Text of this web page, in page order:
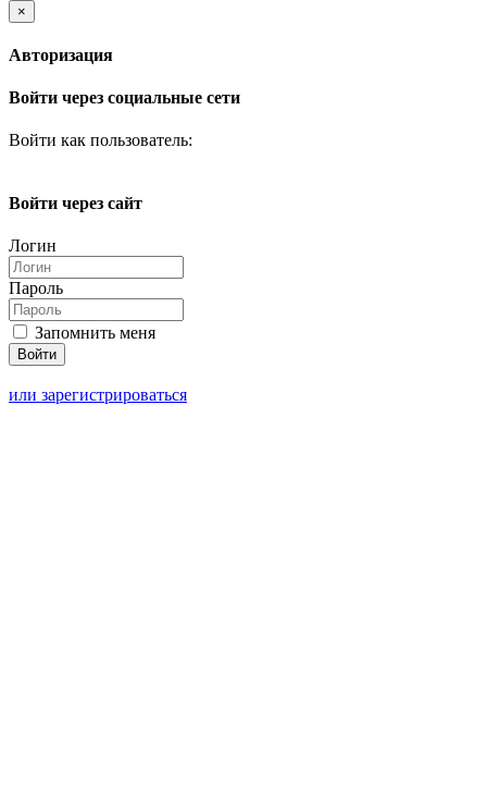
×
Авторизация
Войти через социальные сети
Войти как пользователь:
Войти через сайт
Логин
Пароль
Запомнить меня
или зарегистрироваться